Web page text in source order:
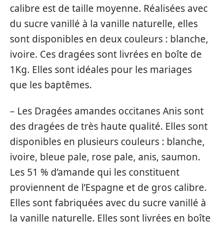
calibre est de taille moyenne. Réalisées avec
du sucre vanillé à la vanille naturelle, elles
sont disponibles en deux couleurs : blanche,
ivoire. Ces dragées sont livrées en boîte de
1Kg. Elles sont idéales pour les mariages
que les baptêmes.
– Les Dragées amandes occitanes Anis sont
des dragées de très haute qualité. Elles sont
disponibles en plusieurs couleurs : blanche,
ivoire, bleue pale, rose pale, anis, saumon.
Les 51 % d’amande qui les constituent
proviennent de l’Espagne et de gros calibre.
Elles sont fabriquées avec du sucre vanillé à
la vanille naturelle. Elles sont livrées en boîte